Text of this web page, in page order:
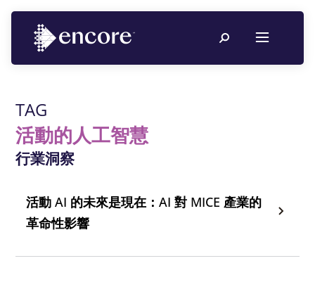
TAG
活動的人工智慧
行業洞察
活動 AI 的未來是現在：AI 對 MICE 產業的
革命性影響